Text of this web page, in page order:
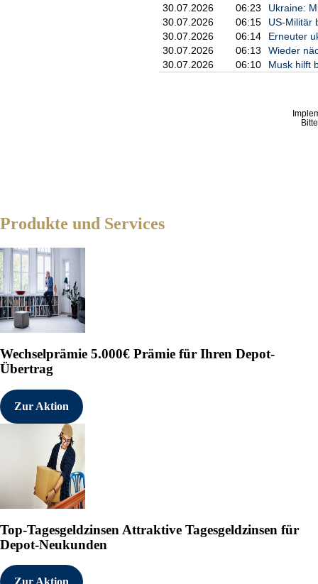
30.07.2026
06:23
Ukraine:
30.07.2026
06:15
US-Militär
30.07.2026
06:14
Erneuter
30.07.2026
06:13
Wieder
30.07.2026
06:10 Musk hilft
Produkte und Services
Wechselprämie 5.000€ Prämie für Ihren Depot-
Übertrag
Zur Aktion
Top-Tagesgeldzinsen Attraktive Tagesgeldzinsen für
Depot-Neukunden